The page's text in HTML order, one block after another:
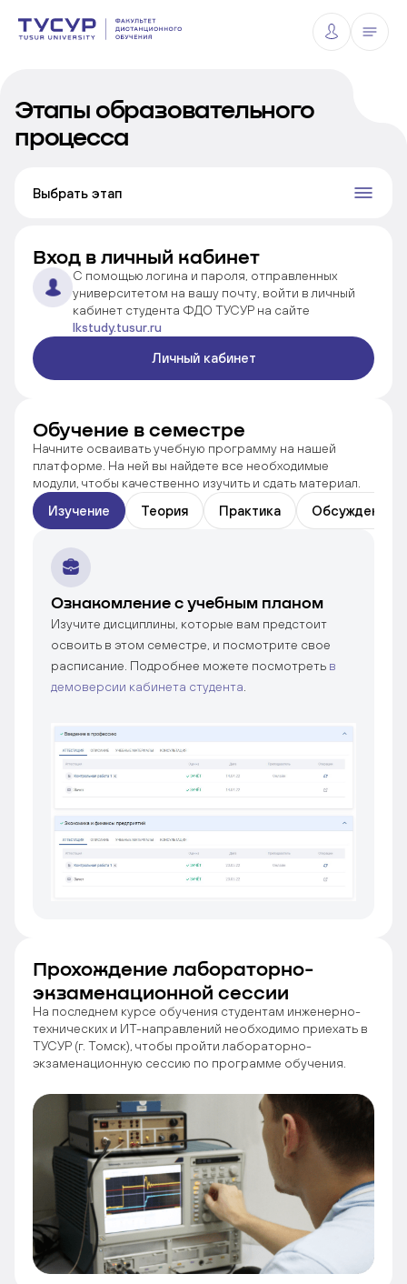
Этапы образовательного
процесса
Выбрать этап
Вход в личный кабинет
С помощью логина и пароля, отправленных
университетом на вашу почту, войти в личный
кабинет студента ФДО ТУСУР на сайте
lkstudy.tusur.ru
Личный кабинет
Обучение в семестре
Начните осваивать учебную программу на нашей
платформе. На ней вы найдете все необходимые
модули, чтобы качественно изучить и сдать материал.
Изучение Теория Практика Обсуждение
Ознакомление с учебным планом
Изучите дисциплины, которые вам предстоит
освоить в этом семестре, и посмотрите свое
расписание. Подробнее можете посмотреть в
демоверсии кабинета студента
Прохождение лабораторно-
экзаменационной сессии
На последнем курсе обучения студентам инженерно-
технических и ИТ-направлений необходимо приехать в
ТУСУР (г. Томск), чтобы пройти лабораторно-
экзаменационную сессию по программе обучения.